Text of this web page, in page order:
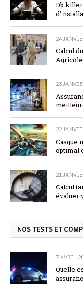
Db killer
24
Calcul
23
22
Casque
optimal
21
Calcul
évaluer
NOS TESTS ET
7 AVRIL
Quelle